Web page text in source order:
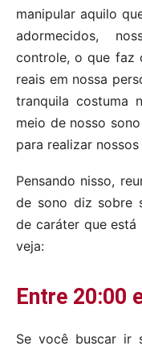
manipular aquilo
adormecidos,
controle, o que faz
reais em nossa
tranquila costuma
meio de nosso
para realizar
Pensando nisso,
de sono diz sobre
de caráter que está
veja:
Entre 20:00
Se você buscar ir